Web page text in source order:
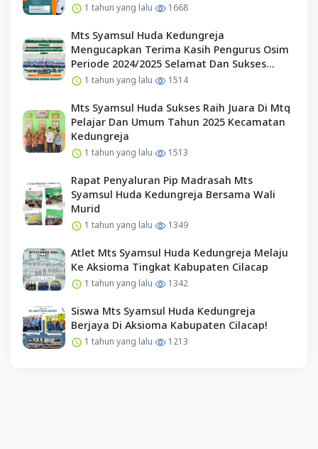
1 tahun yang lalu 1668
Mts Syamsul Huda Kedungreja
Mengucapkan Terima Kasih Pengurus Osim
Periode 2024/2025 Selamat Dan Sukses
Kepada Pengurus Osim Periode 2025/2026
1 tahun yang lalu 1514
Mts Syamsul Huda Sukses Raih Juara Di Mtq
Pelajar Dan Umum Tahun 2025 Kecamatan
Kedungreja
1 tahun yang lalu 1513
Rapat Penyaluran Pip Madrasah Mts
Syamsul Huda Kedungreja Bersama Wali
Murid
1 tahun yang lalu 1349
Atlet Mts Syamsul Huda Kedungreja Melaju
Ke Aksioma Tingkat Kabupaten Cilacap
1 tahun yang lalu 1342
Siswa Mts Syamsul Huda Kedungreja
Berjaya Di Aksioma Kabupaten Cilacap!
1 tahun yang lalu 1213